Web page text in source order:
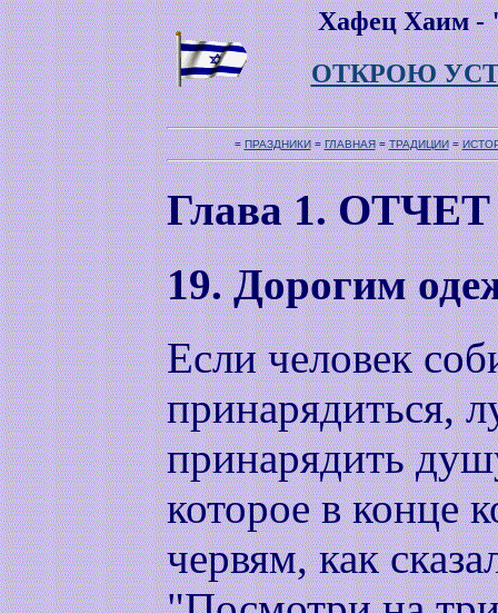
Хафец Хаим
ОТКРОЮ
=ПРАЗДНИКИ=ГЛАВНАЯ=ТРАДИЦИИ=
Глава 1.
19. Дорогим
Если человек
принарядиться,
принарядить
которое в конце
червям, как